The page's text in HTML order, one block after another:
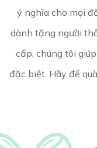
ý nghĩa cho mọi
dành tặng người
cấp, chúng tôi
đặc biệt. Hãy để